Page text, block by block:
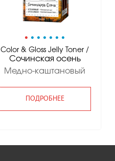
• • • • • • •
Color & Gloss Jelly Toner /
Сочинская осень
Медно-каштановый
ПОДРОБНЕЕ